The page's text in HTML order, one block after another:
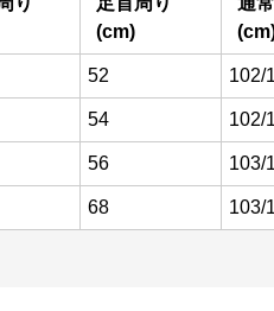
(cm)
52 102/
54 102/
56 103/
68 103/